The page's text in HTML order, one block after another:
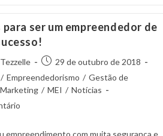
para ser um empreendedor de
29 de outubro de 2018
/ Empreendedorismo / Gestão de
Marketing / MEI / Notícias
empreendimento com muita segurança e